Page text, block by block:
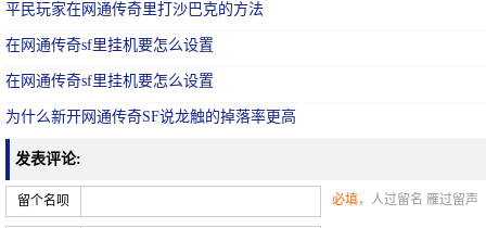
平民玩家在网通传奇里打沙巴克的方法
在网通传奇sf里挂机要怎么设置
在网通传奇sf里挂机要怎么设置
为什么新开网通传奇SF说龙触的掉落率更高
发表评论:
留个名呗 必填，人过留名 雁过留声